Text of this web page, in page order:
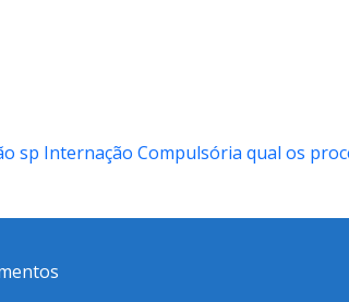
sp Internação Compulsória qual os